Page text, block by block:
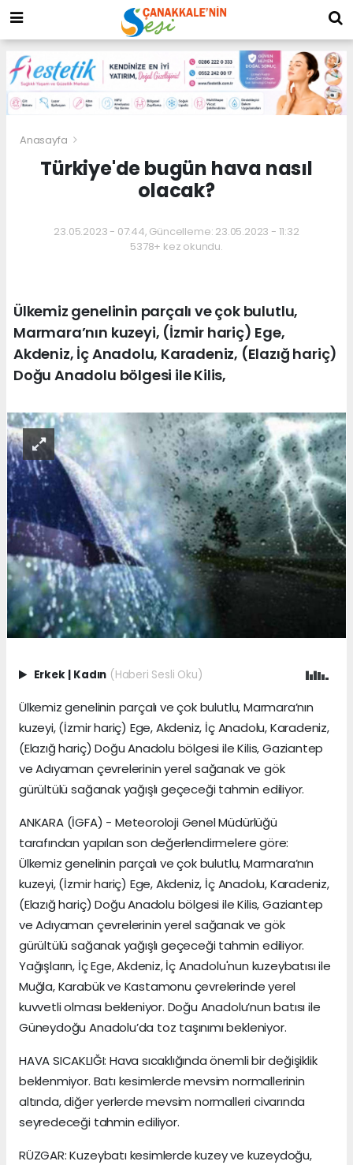
Anasayfa
Türkiye'de bugün hava nasıl
olacak?
23.05.2023 - 07:44, Güncelleme: 23.05.2023 - 11:32
5378+ kez okundu.
Ülkemiz genelinin parçalı ve çok bulutlu,
Marmara’nın kuzeyi, (İzmir hariç) Ege,
Akdeniz, İç Anadolu, Karadeniz, (Elazığ hariç)
Doğu Anadolu bölgesi ile Kilis,
Erkek Kadın (Haberi Sesli Oku)
Ülkemiz genelinin parçalı ve çok bulutlu, Marmara’nın
kuzeyi, (İzmir hariç) Ege, Akdeniz, İç Anadolu, Karadeniz,
(Elazığ hariç) Doğu Anadolu bölgesi ile Kilis, Gaziantep
ve Adıyaman çevrelerinin yerel sağanak ve gök
gürültülü sağanak yağışlı geçeceği tahmin ediliyor.
ANKARA (İGFA) - Meteoroloji Genel Müdürlüğü
tarafından yapılan son değerlendirmelere göre:
Ülkemiz genelinin parçalı ve çok bulutlu, Marmara’nın
kuzeyi, (İzmir hariç) Ege, Akdeniz, İç Anadolu, Karadeniz,
(Elazığ hariç) Doğu Anadolu bölgesi ile Kilis, Gaziantep
ve Adıyaman çevrelerinin yerel sağanak ve gök
gürültülü sağanak yağışlı geçeceği tahmin ediliyor.
Yağışların, İç Ege, Akdeniz, İç Anadolu'nun kuzeybatısı ile
Muğla, Karabük ve Kastamonu çevrelerinde yerel
kuvvetli olması bekleniyor. Doğu Anadolu’nun batısı ile
Güneydoğu Anadolu’da toz taşınımı bekleniyor.
HAVA SICAKLIĞI: Hava sıcaklığında önemli bir değişiklik
beklenmiyor. Batı kesimlerde mevsim normallerinin
altında, diğer yerlerde mevsim normalleri civarında
seyredeceği tahmin ediliyor.
RÜZGAR: Kuzeybatı kesimlerde kuzey ve kuzeydoğu,